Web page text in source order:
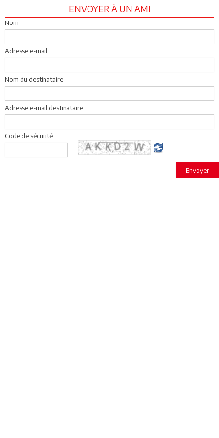
ENVOYER À UN AMI
Nom
Adresse e-mail
Nom du destinataire
Adresse e-mail destinataire
Code de sécurité
Envoyer